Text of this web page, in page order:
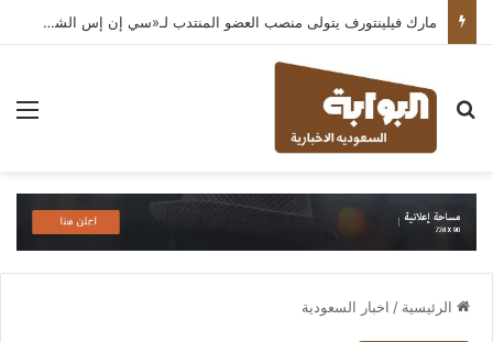
مارك فيلينتورف يتولى منصب العضو المنتدب لـ«سي إن إس الشرق الأوسط» ويشرف على شركات قطاع التكنولوجيا ضمن مجموعة غباش
بحث عن
الرئيسية / اخبار السعودية